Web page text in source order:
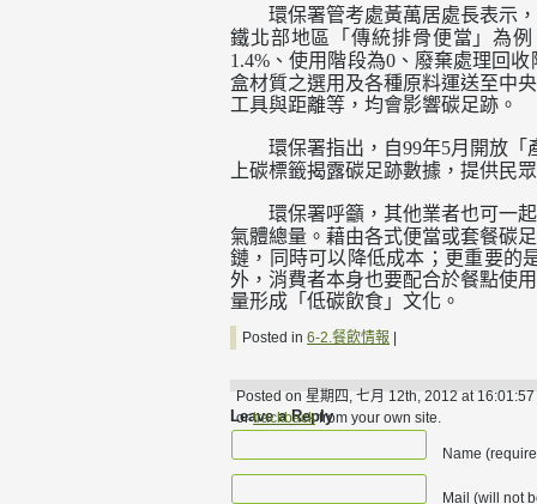
環保署管考處黃萬居處長表示
鐵北部地區「傳統排骨便當」為
1.4% 、使用階段為0、廢棄處理回收
盒材質之選用及各種原料運送至中
工具與距離等，均會影響碳足跡。
環保署指出，自99年5月開放「
上碳標籤揭露碳足跡數據，提供民
環保署呼籲，其他業者也可一
氣體總量。藉由各式便當或套餐碳
鏈，同時可以降低成本；更重要的
外，消費者本身也要配合於餐點使
量形成「低碳飲食」文化。
Posted in 6-2.餐飲情報
Posted on 星期四, 七月 12th, 2012 at
ortrackbackfrom your own site.
Leave a Reply
Name
Mail (will not